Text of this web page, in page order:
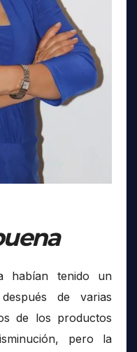
habían tenido un
de varias
de los productos
pero la